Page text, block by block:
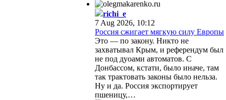
richi_e
7 Aug 2026, 10:12
Россия сжигает мягкую силу Европы
Это — по закону. Никто не
захватывал Крым, и референдум был
не под дуоами автоматов. С
Донбассом, кстати, было иначе, там
так трактовать законы было нельза.
Ну и да. Россия экспортирует
пшеницу,…